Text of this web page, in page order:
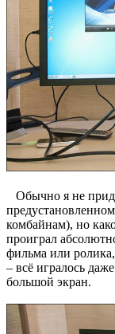
Обычно я не
комбайнам), но
проиграл
фильма или
– всё игралось
большой экран.